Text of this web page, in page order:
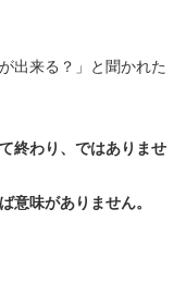
出来る？」と聞かれた
終わり、ではありませ
意味がありません。